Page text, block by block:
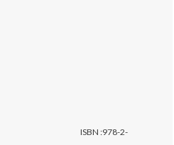
ISBN :978-2-